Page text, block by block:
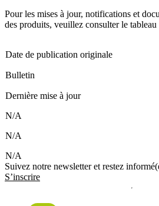
Pour les mises à jour, notifications et
des produits, veuillez consulter le tableau
Date de publication originale
Bulletin
Dernière mise à jour
N/A
N/A
N/A
Suivez notre newsletter et restez
S’inscrire